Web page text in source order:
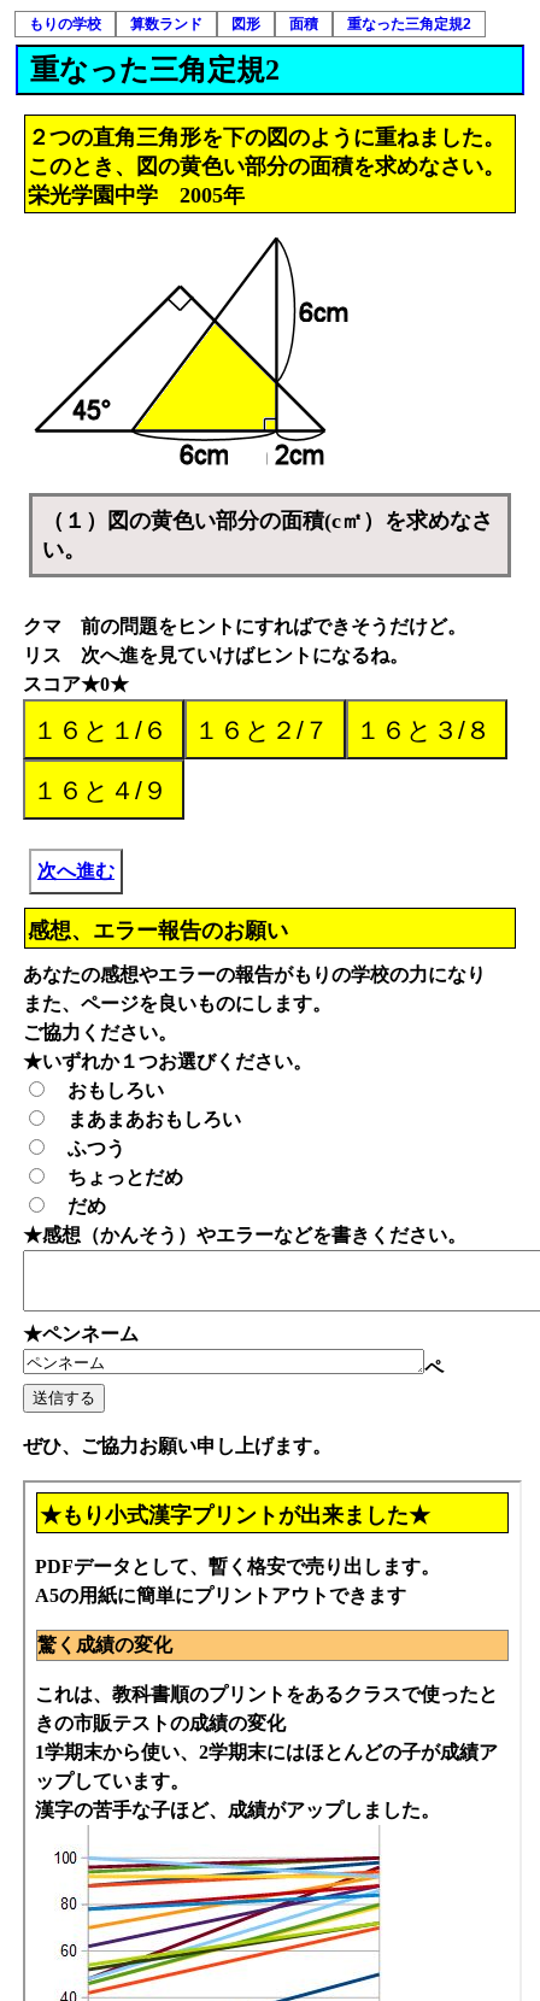
もりの学校 算数ランド 図形 面積 重なった三角定規2
重なった三角定規2
２つの直角三角形を下の図のように重ねました。
このとき、図の黄色い部分の面積を求めなさい。
栄光学園中学 2005年
（１）図の黄色い部分の面積(c㎡）を求めなさ
い。
クマ 前の問題をヒントにすればできそうだけど。
リス 次へ進を見ていけばヒントになるね。
スコア★0★
次へ進む
感想、エラー報告のお願い
あなたの感想やエラーの報告がもりの学校の力になり
また、ページを良いものにします。
ご協力ください。
★いずれか１つお選びください。
おもしろい
まあまあおもしろい
ふつう
ちょっとだめ
だめ
★感想（かんそう）やエラーなどを書きください。
★ペンネーム
ペ
ぜひ、ご協力お願い申し上げます。